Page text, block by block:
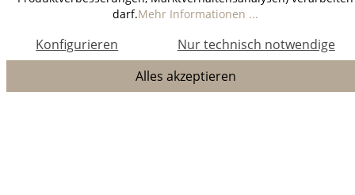
darf.Mehr Informationen ...
Nur technisch notwendige
Konfigurieren
Alles akzeptieren